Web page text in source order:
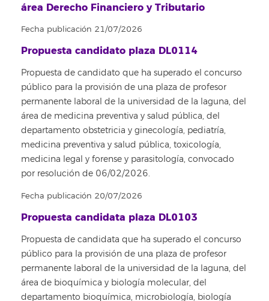
área Derecho Financiero y Tributario
Fecha publicación 21/07/2026
Propuesta candidato plaza DL0114
Propuesta de candidato que ha superado el concurso
público para la provisión de una plaza de profesor
permanente laboral de la universidad de la laguna, del
área de medicina preventiva y salud pública, del
departamento obstetricia y ginecología, pediatría,
medicina preventiva y salud pública, toxicología,
medicina legal y forense y parasitología, convocado
por resolución de 06/02/2026.
Fecha publicación 20/07/2026
Propuesta candidata plaza DL0103
Propuesta de candidata que ha superado el concurso
público para la provisión de una plaza de profesor
permanente laboral de la universidad de la laguna, del
área de bioquímica y biología molecular, del
departamento bioquímica, microbiología, biología